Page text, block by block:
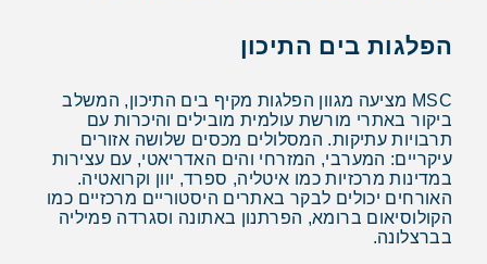
הפלגות בים התיכון
MSC מציעה מגוון הפלגות מקיף בים התיכון, המשלב
ביקור באתרי מורשת עולמית מובילים והיכרות עם
תרבויות עתיקות. המסלולים מכסים שלושה אזורים
עיקריים: המערבי, המזרחי והים האדריאטי, עם עצירות
במדינות מרכזיות כמו איטליה, ספרד, יוון וקרואטיה.
האורחים יכולים לבקר באתרים היסטוריים מרכזיים כמו
הקולוסיאום ברומא, הפרתנון באתונה וסגרדה פמיליה
בברצלונה.